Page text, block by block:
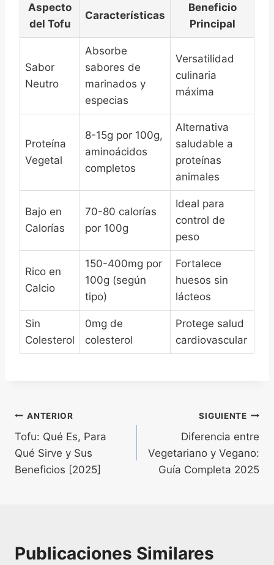
Aspecto
del Tofu
Características
Beneficio
Principal
Sabor
Neutro
Absorbe
sabores de
marinados y
especias
Versatilidad
culinaria
máxima
Proteína
Vegetal
8-15g por 100g,
aminoácidos
completos
Alternativa
saludable a
proteínas
animales
Bajo en
Calorías
70-80 calorías
por 100g
Ideal para
control de
peso
Rico en
Calcio
150-400mg por
100g (según
tipo)
Fortalece
huesos sin
lácteos
Sin
Colesterol
0mg de
colesterol
Protege salud
cardiovascular
Navegación
de
entradas
ANTERIOR
Tofu: Qué Es, Para
Qué Sirve y Sus
Beneficios [2025]
SIGUIENTE
Diferencia entre
Vegetariano y Vegano:
Guía Completa 2025
Publicaciones Similares